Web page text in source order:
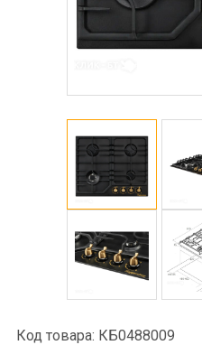
Код товара: КБ0488009